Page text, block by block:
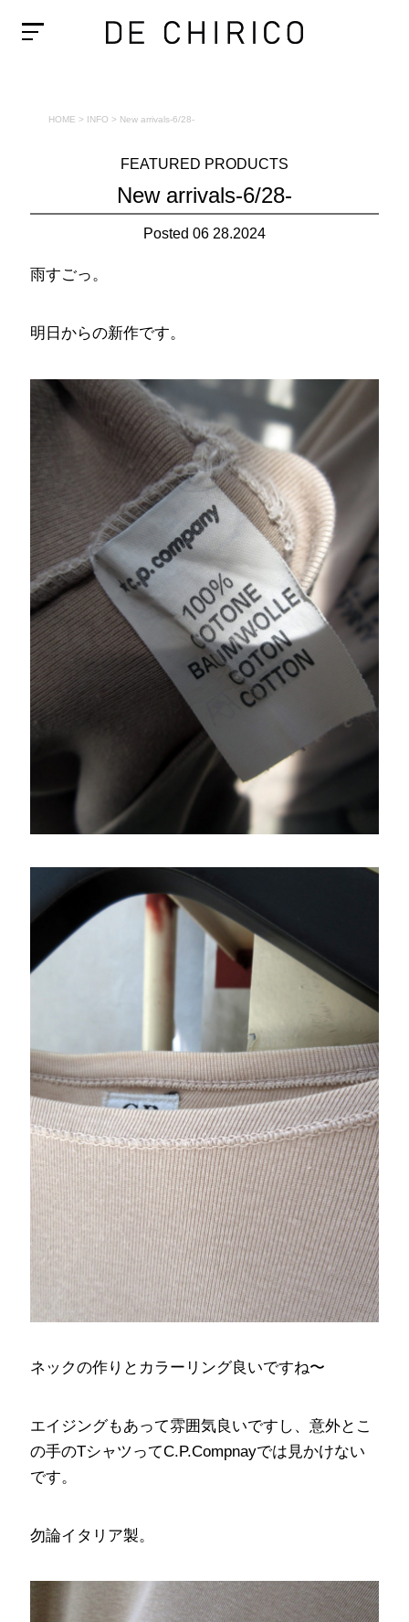
HOME > INFO > New arrivals-6/28-
FEATURED PRODUCTS
New arrivals-6/28-
Posted 06 28.2024
雨すごっ。
明日からの新作です。
ネックの作りとカラーリング良いですね〜
エイジングもあって雰囲気良いですし、意外とこ
の手のTシャツってC.P.Compnayでは見かけない
です。
勿論イタリア製。